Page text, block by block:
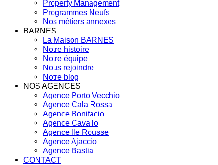
Property Management
Programmes Neufs
Nos métiers annexes
BARNES
La Maison BARNES
Notre histoire
Notre équipe
Nous rejoindre
Notre blog
NOS AGENCES
Agence Porto Vecchio
Agence Cala Rossa
Agence Bonifacio
Agence Cavallo
Agence Ile Rousse
Agence Ajaccio
Agence Bastia
CONTACT